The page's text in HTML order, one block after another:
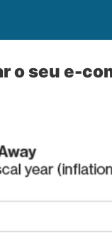
o seu e-